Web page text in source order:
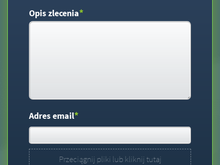
Opis zlecenia*
Adres email*
Przeciągnij pliki lub kliknij tutaj